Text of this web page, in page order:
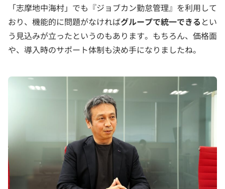
「志摩地中海村」でも『ジョブカン勤怠管理』を利用して
おり、機能的に問題がなければグループで統一できる とい
う見込みが立ったというのもあります。もちろん、価格面
や、導入時のサポート体制も決め手になりましたね。